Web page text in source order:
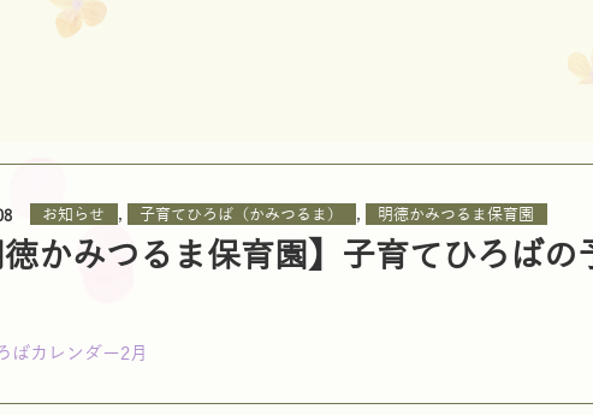
お知らせ , 子育てひろば（かみつるま） , 明徳かみつるま保育園
徳かみつるま保育園】子育てひろばの
ばカレンダー2月